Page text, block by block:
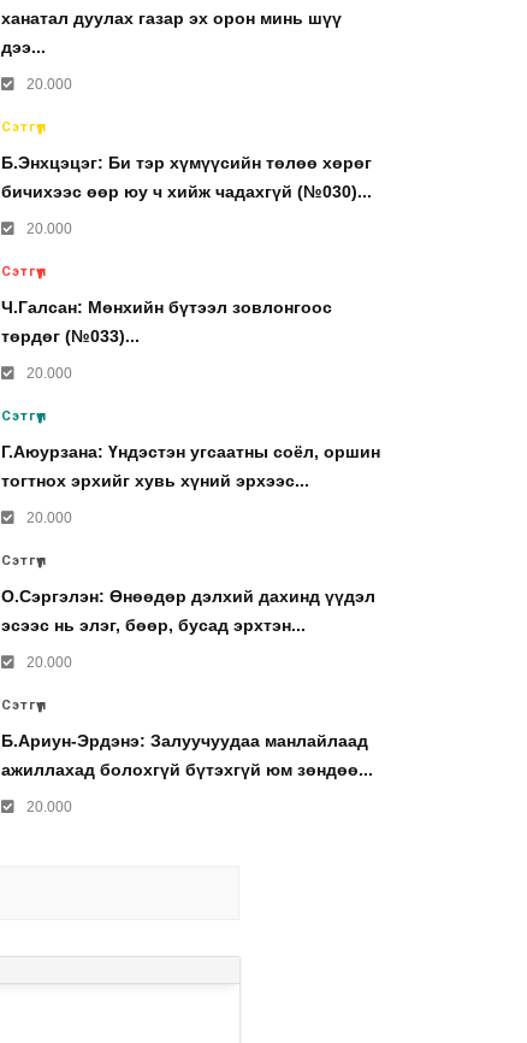
ханатал дуулах газар эх орон минь шүү
дээ...
20.000
Сэтгүүл
Б.Энхцэцэг: Би тэр хүмүүсийн төлөө хөрөг
бичихээс өөр юу ч хийж чадахгүй (№030)...
20.000
Сэтгүүл
Ч.Галсан: Мөнхийн бүтээл зовлонгоос
төрдөг (№033)...
20.000
Сэтгүүл
Г.Аюурзана: Үндэстэн угсаатны соёл, оршин
тогтнох эрхийг хувь хүний эрхээс...
20.000
Сэтгүүл
О.Сэргэлэн: Өнөөдөр дэлхий дахинд үүдэл
эсээс нь элэг, бөөр, бусад эрхтэн...
20.000
Сэтгүүл
Б.Ариун-Эрдэнэ: Залуучуудаа манлайлаад
ажиллахад болохгүй бүтэхгүй юм зөндөө...
20.000